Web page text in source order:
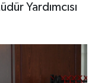
Yardımcısı